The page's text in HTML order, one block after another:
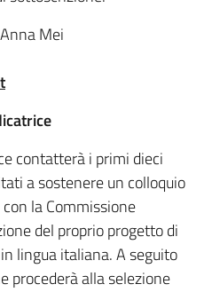
Mei
contatterà i primi dieci
a sostenere un colloquio
la Commissione
del proprio progetto di
lingua italiana. A seguito
procederà alla selezione